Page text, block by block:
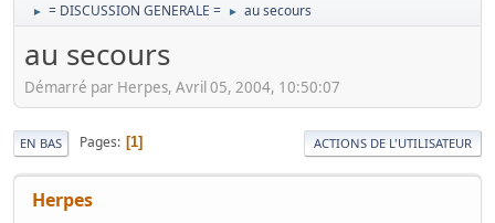
► = DISCUSSION GENERALE = ► au secours
au secours
Démarré par Herpes, Avril 05, 2004, 10:50:07
EN BAS Pages 1 ACTIONS DE L'UTILISATEUR
Herpes